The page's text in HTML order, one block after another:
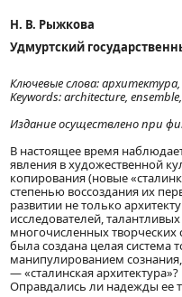
Н. В. Рыжкова
Удмуртский
Ключевые слова: архитектура,
Keywords: architecture,
Издание осуществлено при
В настоящее время
явления в художественной
копирования (новые
степенью воссоздания их
развитии не только
исследователей,
многочисленных творческих
была создана целая система
манипулированием
— «сталинская
Оправдались ли надежды ее